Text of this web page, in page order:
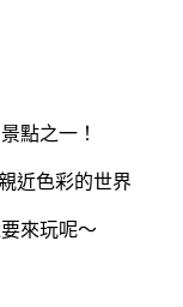
點之一！
近色彩的世界
來玩呢～